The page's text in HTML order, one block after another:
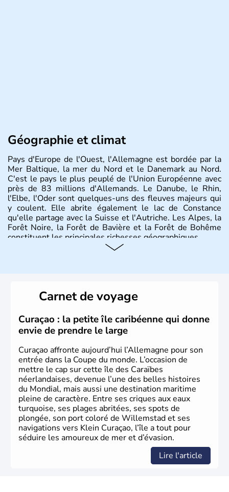
Géographie et climat
Pays d'Europe de l'Ouest, l'Allemagne est bordée par la
Mer Baltique, la mer du Nord et le Danemark au Nord.
C'est le pays le plus peuplé de l'Union Européenne avec
près de 83 millions d'Allemands. Le Danube, le Rhin,
l'Elbe, l'Oder sont quelques-uns des fleuves majeurs qui
y coulent. Elle abrite également le lac de Constance
qu'elle partage avec la Suisse et l'Autriche. Les Alpes, la
Forêt Noire, la Forêt de Bavière et la Forêt de Bohême
constituent les principales richesses géographiques.
lesquelles bénéficient d'une grande autonomie. Le pays
peut se targuer de grands noms qu'il a vu naître dans tous
les domaines, des arts à la politique en passant par la
philosophie. Hertz, Gutenberg, Heidegger, Thomas Mann,
Herman Hesse ou bien Hegel en font partie.
Carnet de voyage
Curaçao : la petite île caribéenne qui donne
envie de prendre le large
Curaçao affronte aujourd’hui l’Allemagne pour son
entrée dans la Coupe du monde. L’occasion de
mettre le cap sur cette île des Caraïbes
néerlandaises, devenue l’une des belles histoires
du Mondial, mais aussi une destination maritime
pleine de caractère. Entre ses criques aux eaux
turquoise, ses plages abritées, ses spots de
plongée, son port coloré de Willemstad et ses
navigations vers Klein Curaçao, l’île a tout pour
séduire les amoureux de mer et d’évasion.
Lire l'article